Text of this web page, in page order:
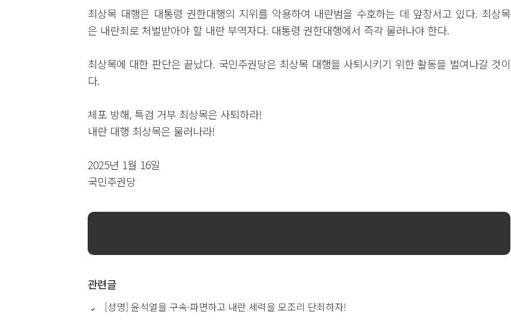
최상목 대행은 대통령 권한대행의 지위를 악용하여 내란범을 수호하는 데 앞장서고 있다. 최상목
은 내란죄로 처벌받아야 할 내란 부역자다. 대통령 권한대행에서 즉각 물러나야 한다.
최상목에 대한 판단은 끝났다. 국민주권당은 최상목 대행을 사퇴시키기 위한 활동을 벌여나갈 것이
다.
체포 방해, 특검 거부 최상목은 사퇴하라!
내란 대행 최상목은 물러나라!
2025년 1월 16일
국민주권당
관련글
[성명] 윤석열을 구속·파면하고 내란 세력을 모조리 단죄하자!